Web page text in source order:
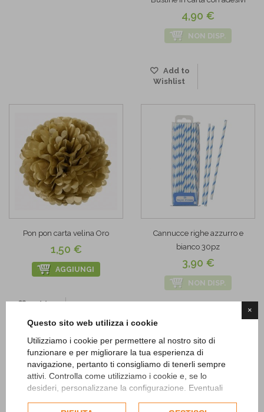
×
Questo sito web utilizza i cookie
Utilizziamo i cookie per permettere al nostro sito di
funzionare e per migliorare la tua esperienza di
navigazione, pertanto ti consigliamo di tenerli sempre
attivi. Controlla come utilizziamo i cookie e, se lo
desideri, personalizzane la configurazione. Eventuali
4,90 €
NON DISP.
Add to
Wishlist
Pon pon carta velina Oro
1,50 €
AGGIUNGI
Add to
Cannucce righe azzurro e
bianco 30pz
3,90 €
NON DISP.
Wishlist